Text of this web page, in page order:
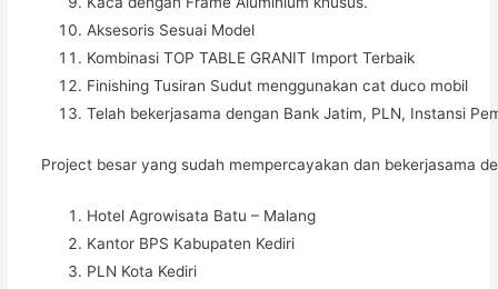
Aksesoris Sesuai Model
Kombinasi TOP TABLE GRANIT Import Terbaik
Finishing Tusiran Sudut menggunakan cat duco mobil
Telah bekerjasama dengan Bank Jatim, PLN, Instansi
Project besar yang sudah mempercayakan dan bekerjasama
Hotel Agrowisata Batu – Malang
Kantor BPS Kabupaten Kediri
PLN Kota Kediri